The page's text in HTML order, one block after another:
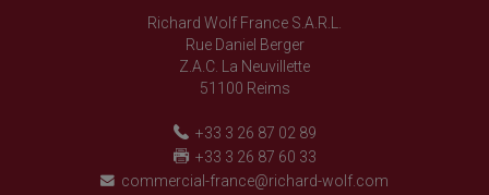
Richard Wolf France S.A.R.L.
Rue Daniel Berger
Z.A.C. La Neuvillette
51100 Reims
+33 3 26 87 02 89
+33 3 26 87 60 33
commercial-france@richard-wolf.com